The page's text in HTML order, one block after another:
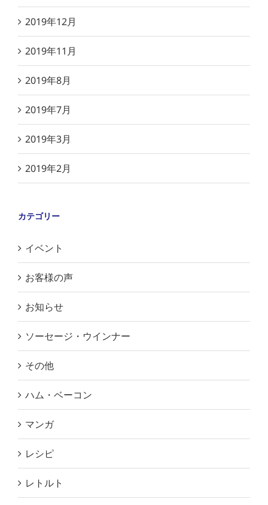
2019年12月
2019年11月
2019年8月
2019年7月
2019年3月
2019年2月
カテゴリー
イベント
お客様の声
お知らせ
ソーセージ・ウインナー
その他
ハム・ベーコン
マンガ
レシピ
レトルト